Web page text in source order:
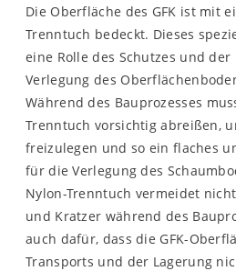
Die Oberfläche des GFK ist mit
Trenntuch bedeckt. Dieses
eine Rolle des Schutzes und
Verlegung des
Während des Bauprozesses
Trenntuch vorsichtig abreißen,
freizulegen und so ein flaches
für die Verlegung des
Nylon-Trenntuch vermeidet
und Kratzer während des
auch dafür, dass die GFK-
Transports und der Lagerung